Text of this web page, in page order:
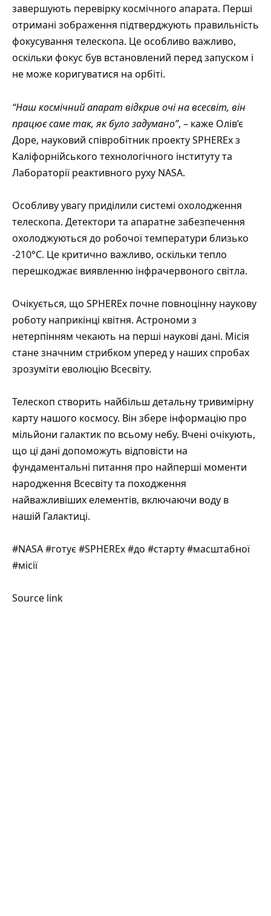
завершують перевірку космічного апарата. Перші
отримані зображення підтверджують правильність
фокусування телескопа. Це особливо важливо,
оскільки фокус був встановлений перед запуском і
не може коригуватися на орбіті.
“Наш космічний апарат відкрив очі на всесвіт, він
працює саме так, як було задумано”, – каже Олів’є
Доре, науковий співробітник проекту SPHEREx з
Каліфорнійського технологічного інституту та
Лабораторії реактивного руху NASA.
Особливу увагу приділили системі охолодження
телескопа. Детектори та апаратне забезпечення
охолоджуються до робочої температури близько
-210°C. Це критично важливо, оскільки тепло
перешкоджає виявленню інфрачервоного світла.
Очікується, що SPHEREx почне повноцінну наукову
роботу наприкінці квітня. Астрономи з
нетерпінням чекають на перші наукові дані. Місія
стане значним стрибком уперед у наших спробах
зрозуміти еволюцію Всесвіту.
Телескоп створить найбільш детальну тривимірну
карту нашого космосу. Він збере інформацію про
мільйони галактик по всьому небу. Вчені очікують,
що ці дані допоможуть відповісти на
фундаментальні питання про найперші моменти
народження Всесвіту та походження
найважливіших елементів, включаючи воду в
нашій Галактиці.
#NASA #готує #SPHEREx #до #старту #масштабної
#місії
Source link